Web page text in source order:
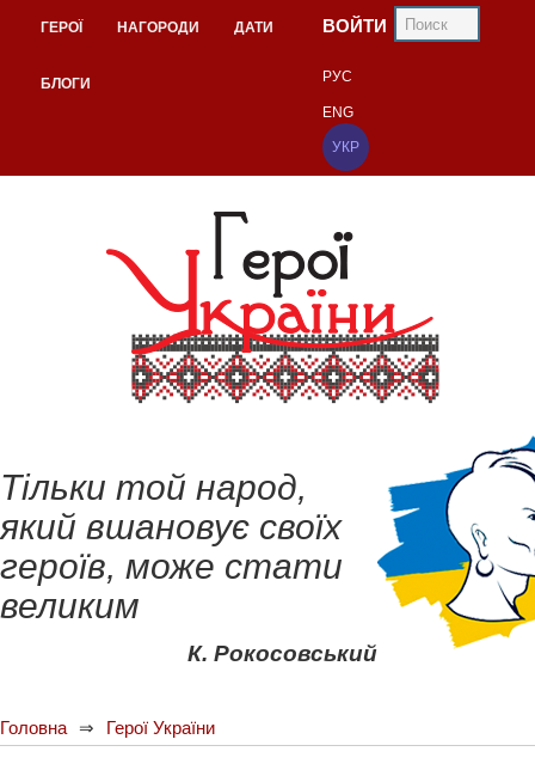
ГЕРОЇ НАГОРОДИ ДАТИ
БЛОГИ
ВОЙТИ
РУС
ENG
УКР
Тільки той народ,
який вшановує своїх
героїв, може стати
великим
К. Рокосовський
Головна Герої України